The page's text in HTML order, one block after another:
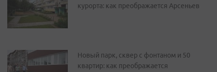
курорта: как преображается Арсеньев
Новый парк, сквер с фонтаном и 50
квартир: как преображается